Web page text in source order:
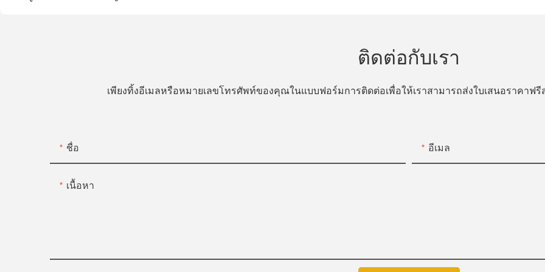
ติดต่อกับเรา
เพียงทิ้งอีเมลหรือหมายเลขโทรศัพท์ของคุณในแบบฟอร์มการติดต่อเพื่อให้เราสามารถส่งใบเสนอราคาฟ
ชื่อ อีเมล
เนื้อหา